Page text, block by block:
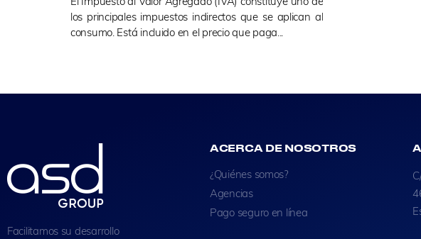
los principales impuestos indirectos que se aplican al
consumo. Está incluido en el precio que paga...
Facilitamos su desarrollo
ACERCA DE NOSOTROS
¿Quiénes somos?
Agencias
Pago seguro en línea